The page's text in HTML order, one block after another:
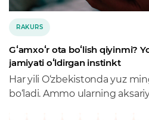
RAKURS
Gʻamxoʻr ota boʻlish qiyinmi? Yoki tabiat yaratgan,
jamiyati oʻldirgan instinkt
Har yili O‘zbekistonda yuz
bo‘ladi. Ammo ularning